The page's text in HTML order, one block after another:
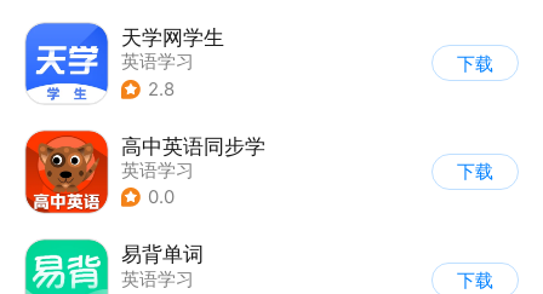
天学网学生
英语学习
2.8
下载
高中英语同步学
英语学习
0.0
下载
易背单词
英语学习
下载